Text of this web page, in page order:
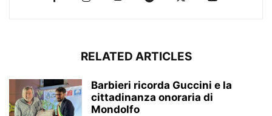
RELATED ARTICLES
Barbieri ricorda Guccini e la
cittadinanza onoraria di
Mondolfo